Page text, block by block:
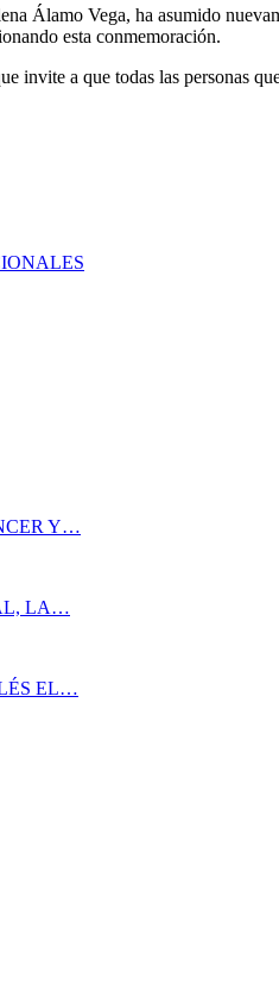
Álamo Vega, ha asumido
esta conmemoración.
a que todas las personas
Y…
LA…
EL…